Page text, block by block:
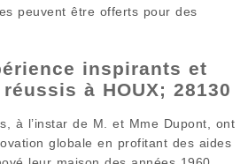
peuvent être offerts pour des
inspirants et
à HOUX; 28130
à l’instar de M. et Mme Dupont, ont
globale en profitant des aides